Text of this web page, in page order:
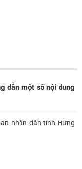
dẫn một số nội dung
nhân dân tỉnh Hưng